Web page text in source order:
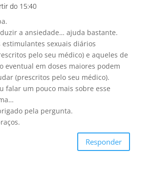
do 15:40
a ansiedade… ajuda bastante.
estimulantes sexuais diários
pelo seu médico) e aqueles de
eventual em doses maiores podem
(prescritos pelo seu médico).
falar um pouco mais sobre esse
pela pergunta.
Responder